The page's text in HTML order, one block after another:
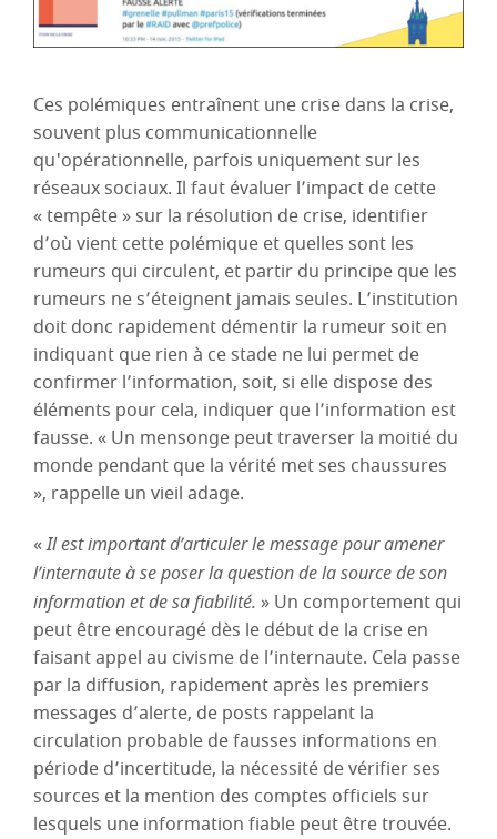
Ces polémiques entraînent une crise dans la crise,
souvent plus communicationnelle
qu'opérationnelle, parfois uniquement sur les
réseaux sociaux. Il faut évaluer l’impact de cette
« tempête » sur la résolution de crise, identifier
d’où vient cette polémique et quelles sont les
rumeurs qui circulent, et partir du principe que les
rumeurs ne s’éteignent jamais seules. L’institution
doit donc rapidement démentir la rumeur soit en
indiquant que rien à ce stade ne lui permet de
confirmer l’information, soit, si elle dispose des
éléments pour cela, indiquer que l’information est
fausse. « Un mensonge peut traverser la moitié du
monde pendant que la vérité met ses chaussures
», rappelle un vieil adage.
«Il est important d’articuler le message pour amener
l’internaute à se poser la question de la source de son
information et de sa fiabilité. » Un comportement qui
peut être encouragé dès le début de la crise en
faisant appel au civisme de l’internaute. Cela passe
par la diffusion, rapidement après les premiers
messages d’alerte, de posts rappelant la
circulation probable de fausses informations en
période d’incertitude, la nécessité de vérifier ses
sources et la mention des comptes officiels sur
lesquels une information fiable peut être trouvée.